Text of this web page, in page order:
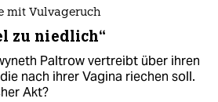
mit Vulvageruch
zu niedlich“
Paltrow vertreibt über ihren
nach ihrer Vagina riechen soll.
Akt?